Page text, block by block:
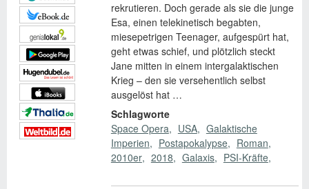
rekrutieren. Doch gerade als sie die junge
Esa, einen telekinetisch begabten,
miesepetrigen Teenager, aufgespürt hat,
geht etwas schief, und plötzlich steckt
Jane mitten in einem intergalaktischen
Krieg – den sie versehentlich selbst
ausgelöst hat …
Schlagworte
Space Opera
USA
Galaktische
Imperien
Postapokalypse
Roman
2010er
2018 Galaxis PSI-Kräfte